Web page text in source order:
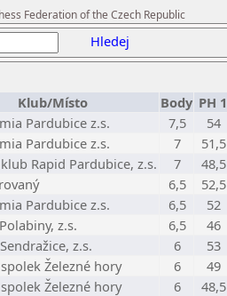
Federation of the Czech Republic
Hledej
Klub/Místo Body PH 1
Pardubice z.s. 7,5 54
Pardubice z.s. 7 51,5
Rapid Pardubice, z.s. 7 48,5
6,5 52,5
Pardubice z.s. 6,5 52
z.s. 6,5 46
z.s. 6 53
Železné hory 6 49
Železné hory 6 48,5